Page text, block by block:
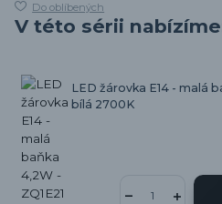
Do oblíbených
V této sérii
LED žárovka E14 - malá
bílá 2700K